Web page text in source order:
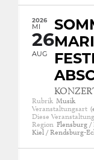
2026
MI
26
AUG
Rubrik Musik
Veranstaltungsart
Diese
Region Flensburg /
Kiel / Rendsburg-